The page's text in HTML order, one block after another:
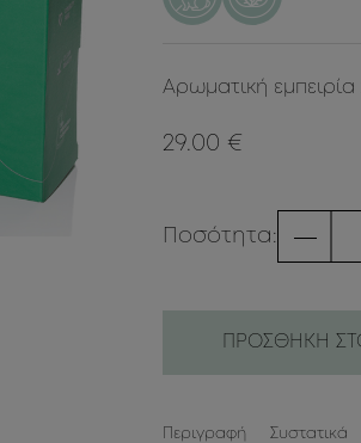
Αρωματική
29.00 €
Ποσότητα:
ΠΡΟΣΘΗΚΗ
Περιγραφή Συστατικά